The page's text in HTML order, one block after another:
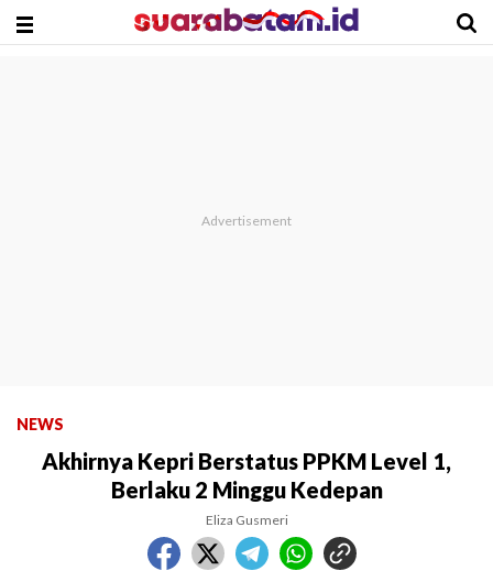
NEWS
Akhirnya Kepri Berstatus PPKM Level 1,
Berlaku 2 Minggu Kedepan
Eliza Gusmeri